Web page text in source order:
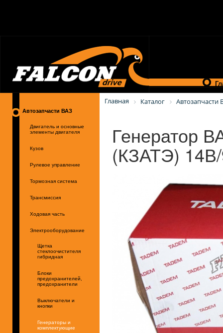
Автозапчасти ВАЗ
Двигатель и основные
элементы двигателя
Кузов
Рулевое управление
Тормозная система
Трансмиссия
Ходовая часть
Электрооборудование
Щетка
стеклоочистителя
гибридная
Блоки
предохранителей,
предохранители
Выключатели и
кнопки
Генераторы и
комплектующие
Главная Каталог Автозапчасти
Генератор
(КЗАТЭ)